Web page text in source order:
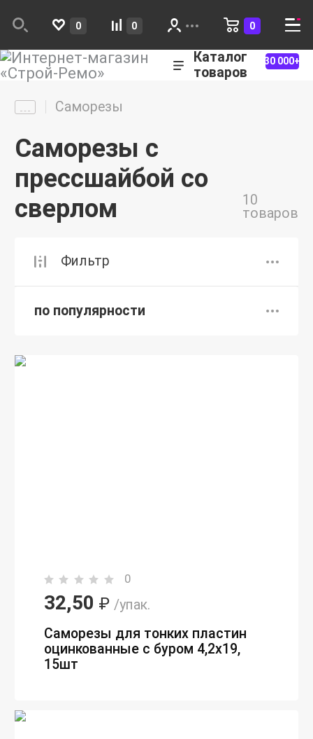
0 0 0
Каталог
товаров
30 000+
Саморезы
Саморезы с
прессшайбой со
сверлом
10
товаров
Фильтр
по популярности
0
32,50 ₽ /упак.
Саморезы для тонких пластин
оцинкованные с буром 4,2х19,
15шт